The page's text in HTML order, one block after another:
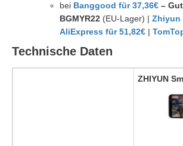
bei Banggood für 37,36€ –
BGMYR22 (EU-Lager) | Zhiyun
AliExpress für 51,82€ |
Technische Daten
ZHIYUN